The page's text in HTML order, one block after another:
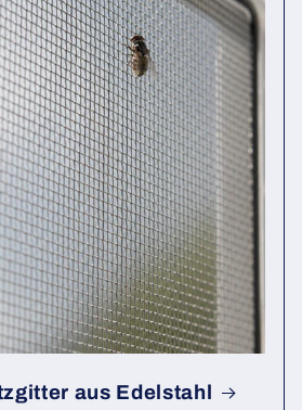
aus Edelstahl